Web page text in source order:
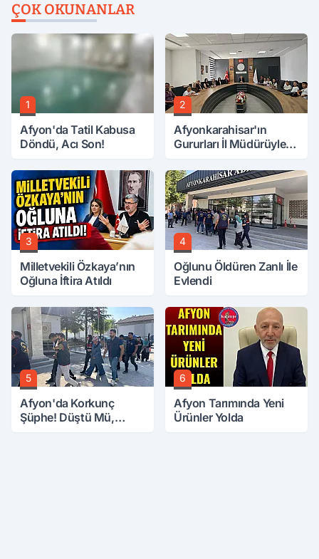
ÇOK OKUNANLAR
1
Afyon'da Tatil Kabusa
Döndü, Acı Son!
2
Afyonkarahisar'ın
Gururları İl Müdürüyle
3
Milletvekili Özkaya’nın
Oğluna İftira Atıldı
4
Oğlunu Öldüren Zanlı İle
Evlendi
5
Afyon'da Korkunç
Şüphe! Düştü Mü,
6
Afyon Tarımında Yeni
Ürünler Yolda